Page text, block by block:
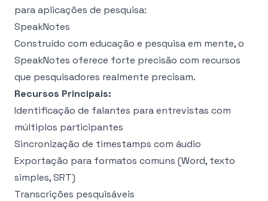
para aplicações de pesquisa:
SpeakNotes
Construído com educação e pesquisa em mente, o
SpeakNotes oferece forte precisão com recursos
que pesquisadores realmente precisam.
Recursos Principais:
Identificação de falantes para entrevistas com
múltiplos participantes
Sincronização de timestamps com áudio
Exportação para formatos comuns (Word, texto
simples, SRT)
Transcrições pesquisáveis